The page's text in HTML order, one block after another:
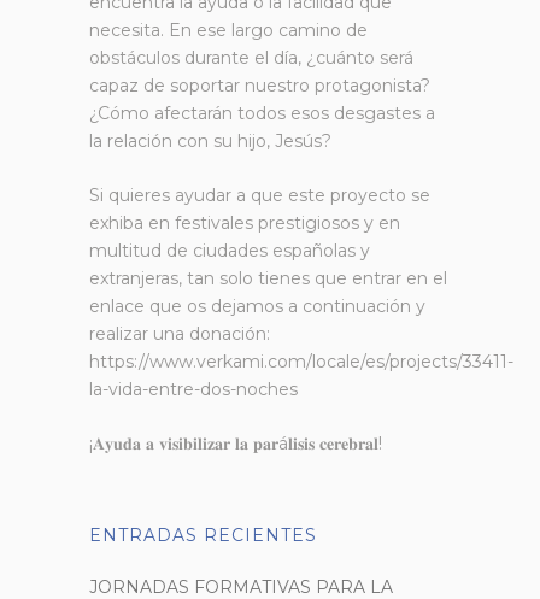
necesita. En ese largo camino de
obstáculos durante el día, ¿cuánto será
capaz de soportar nuestro protagonista?
¿Cómo afectarán todos esos desgastes a
la relación con su hijo, Jesús?
Si quieres ayudar a que este proyecto se
exhiba en festivales prestigiosos y en
multitud de ciudades españolas y
extranjeras, tan solo tienes que entrar en el
enlace que os dejamos a continuación y
realizar una donación:
https://www.verkami.com/locale/es/projects/33411-
la-vida-entre-dos-noches
¡𝐀𝐲𝐮𝐝𝐚 𝐚 𝐯𝐢𝐬𝐢𝐛𝐢𝐥𝐢𝐳𝐚𝐫 𝐥𝐚 𝐩𝐚𝐫á𝐥𝐢𝐬𝐢𝐬 𝐜𝐞𝐫𝐞𝐛𝐫𝐚𝐥!
ENTRADAS RECIENTES
JORNADAS FORMATIVAS PARA LA